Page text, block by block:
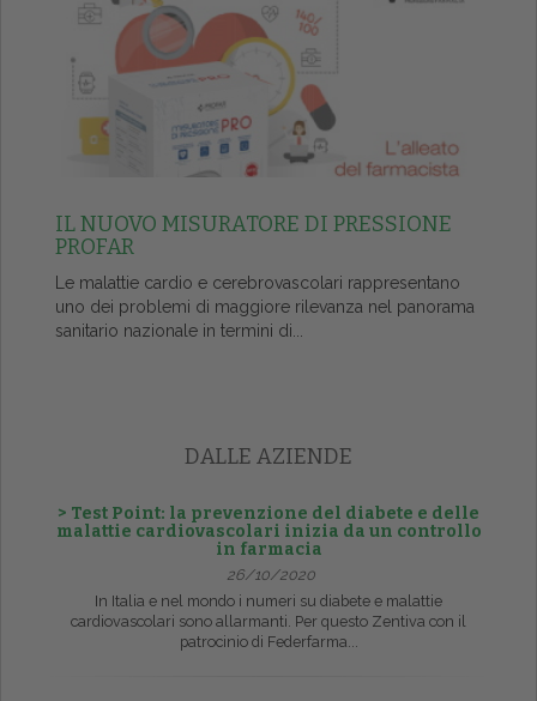
IL NUOVO MISURATORE DI PRESSIONE
PROFAR
Le malattie cardio e cerebrovascolari rappresentano
uno dei problemi di maggiore rilevanza nel panorama
sanitario nazionale in termini di...
DALLE AZIENDE
> Test Point: la prevenzione del diabete e delle
malattie cardiovascolari inizia da un controllo
in farmacia
26/10/2020
In Italia e nel mondo i numeri su diabete e malattie
cardiovascolari sono allarmanti. Per questo Zentiva con il
patrocinio di Federfarma...